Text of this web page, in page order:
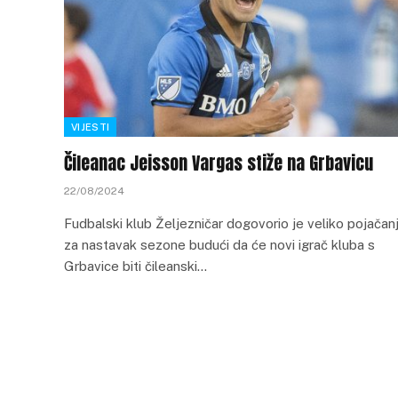
VIJESTI
Čileanac Jeisson Vargas stiže na Grbavicu
22/08/2024
Fudbalski klub Željezničar dogovorio je veliko
za nastavak sezone budući da će novi igrač kluba s
Grbavice biti čileanski…